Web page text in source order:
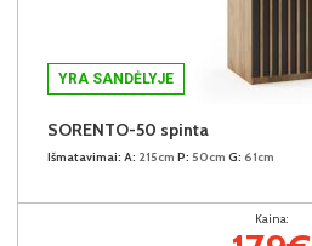
YRA SANDĖLYJE
SORENTO-50 spinta
Išmatavimai: A: 215cm P: 50cm G: 61cm
Kaina: